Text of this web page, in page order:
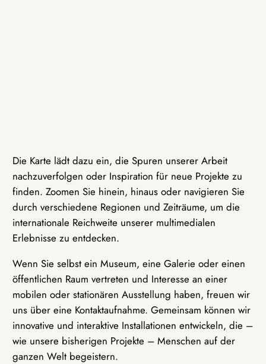
Die Karte lädt dazu ein, die Spuren unserer Arbeit
nachzuverfolgen oder Inspiration für neue Projekte zu
finden. Zoomen Sie hinein, hinaus oder navigieren Sie
durch verschiedene Regionen und Zeiträume, um die
internationale Reichweite unserer multimedialen
Erlebnisse zu entdecken.
Wenn Sie selbst ein Museum, eine Galerie oder einen
öffentlichen Raum vertreten und Interesse an einer
mobilen oder stationären Ausstellung haben, freuen wir
uns über eine Kontaktaufnahme. Gemeinsam können wir
innovative und interaktive Installationen entwickeln, die –
wie unsere bisherigen Projekte – Menschen auf der
ganzen Welt begeistern.